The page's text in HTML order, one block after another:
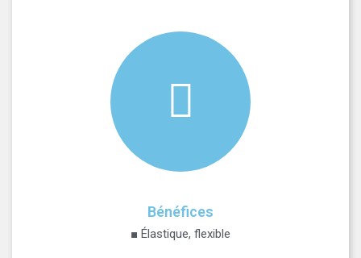
Bénéfices
■ Élastique, flexible